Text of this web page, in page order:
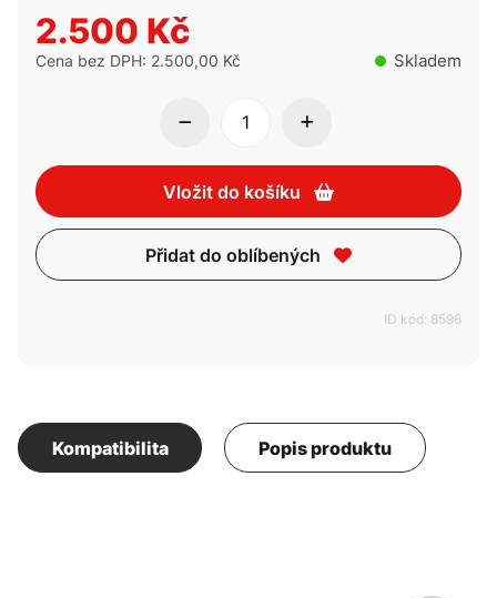
2.500 Kč
Cena bez DPH: 2.500,00 Kč Skladem
Vložit do košíku
Přidat do oblíbených
ID kód: 8596
Kompatibilita Popis produktu